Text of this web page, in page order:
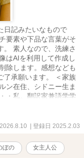
日記みたいなもので
要素や下品な言葉がそ
。 素人なので、洗練さ
はAIを利用して作成し
除します。感想なども
了承願います。 ＜家族
ン在住、シドニー生ま
・私。翻訳家兼語学学
エ」って呼ぶ。 グウ
者。 メーガン・・・
スベン在住。 ノエ
」と「ミカ」。横浜に
イ・・・私とビリーの
| 登録日 2025.2.03
ぼの 女主人公